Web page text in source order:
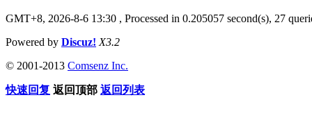
GMT+8, 2026-8-6 13:30 , Processed in 0.205057 second(s), 27
Powered by Discuz! X3.2
© 2001-2013 Comsenz Inc.
快速回复 返回顶部 返回列表